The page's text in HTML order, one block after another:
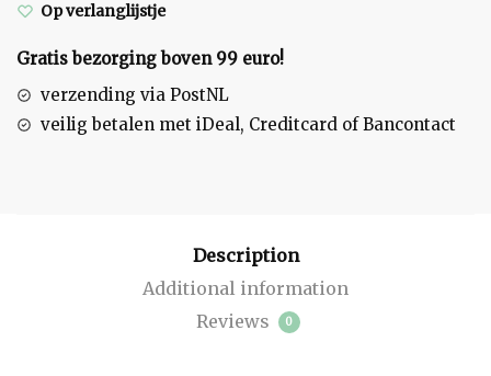
Op verlanglijstje
Gratis bezorging boven 99 euro!
verzending via PostNL
veilig betalen met iDeal, Creditcard of Bancontact
Description
Additional information
Reviews
0